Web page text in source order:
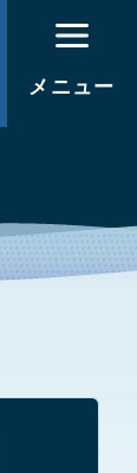
メニュー